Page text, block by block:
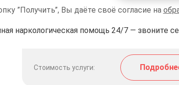
”Получить”, Вы даёте своё согласие на
наркологическая помощь 24/7 — звоните
Стоимость услуги: